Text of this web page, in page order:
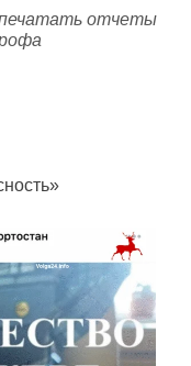
печатать отчеты